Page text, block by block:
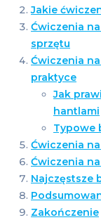
Jakie
Ćwiczenia
sprzętu
Ćwiczenia
praktyce
Jak
hantlami
Typowe
Ćwiczenia
Ćwiczenia
Najczęstsze
Zakończenie